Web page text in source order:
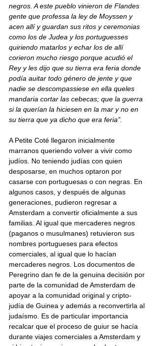
negros. A este pueblo vinieron de Flandes
gente que professa la ley de Moyssen y
acen allí y guardan sus ritos y ceremonias
como los de Judea y los portuguesses
quiriendo matarlos y echar los de allí
corieron mucho riesgo porque acudió el
Rey y les dijo que su tierra era feria donde
podía auitar todo género de jente y que
nadie se descompassiese en ella queles
mandaria cortar las cebecas; que la guerra
si la querían la hiciesen en la mar y no en
su tierra que ya dicho que era feria”.
A Petite Coté llegaron inicialmente
marranos queriendo volver a vivir como
judíos. No teniendo judías con quien
desposarse, en muchos optaron por
casarse con portuguesas o con negras. En
algunos casos, y después de algunas
generaciones, pudieron regresar a
Amsterdam a convertir oficialmente a sus
familias. Al igual que mercaderes negros
(paganos o musulmanes) retuvieron sus
nombres portugueses para efectos
comerciales, al igual que lo hacían
mercaderes negros. Los documentos de
Peregrino dan fe de la genuina decisión por
parte de la comunidad de Amsterdam de
apoyar a la comunidad original y cripto-
judía de Guinea y además a reconvertirla al
judaísmo. Es de particular importancia
recalcar que el proceso de guiur se hacía
durante viajes comerciales a Amsterdam y